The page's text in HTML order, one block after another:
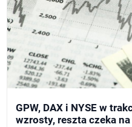
GPW, DAX i NYSE w
wzrosty, reszta czeka na